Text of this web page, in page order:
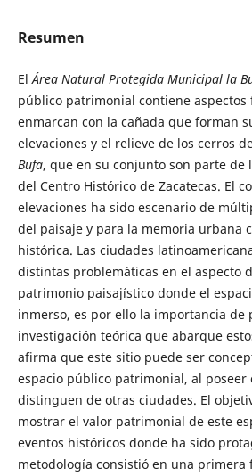
Resumen
ElÁrea Natural Protegida Municipal la
público patrimonial contiene aspectos
enmarcan con la cañada que forman
elevaciones y el relieve de los cerros
Bufa, que en su conjunto son parte de
del Centro Histórico de Zacatecas. El
elevaciones ha sido escenario de
del paisaje y para la memoria urbana
histórica. Las ciudades
distintas problemáticas en el aspecto
patrimonio paisajístico donde el
inmerso, es por ello la importancia de
investigación teórica que abarque
afirma que este sitio puede ser
espacio público patrimonial, al poseer
distinguen de otras ciudades. El
mostrar el valor patrimonial de este
eventos históricos donde ha sido
metodología consistió en una primera